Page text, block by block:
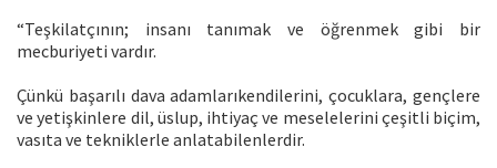
“Teşkilatçının; insanı tanımak ve öğrenmek gibi bir
mecburiyeti vardır.
Çünkü başarılı dava adamlarıkendilerini, çocuklara, gençlere
ve yetişkinlere dil, üslup, ihtiyaç ve meselelerini çeşitli biçim,
vasıta ve tekniklerle anlatabilenlerdir.